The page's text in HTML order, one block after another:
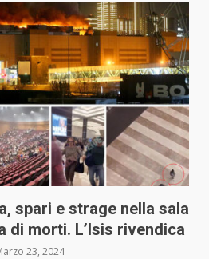
spari e strage nella sala
di morti. L’Isis rivendica
23, 2024